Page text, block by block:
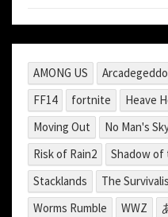
AMONG US
FF14
fortnite Heave
Moving Out
No Man's
Risk of Rain2
Shadow of
Stacklands
The
Worms Rumble
WWZ